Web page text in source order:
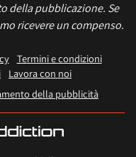
della pubblicazione. Se
ricevere un compenso.
Termini e condizioni
Lavora con noi
della pubblicità